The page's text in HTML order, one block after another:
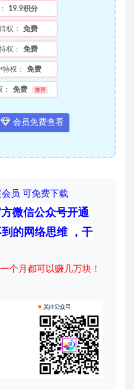
19.9积分
权： 免费
权： 免费
权： 免费
免费 推荐
会员免费查看
员 可免费下载
微信公众号开通
的网络思维 ，干
个月都可以赚几万块！